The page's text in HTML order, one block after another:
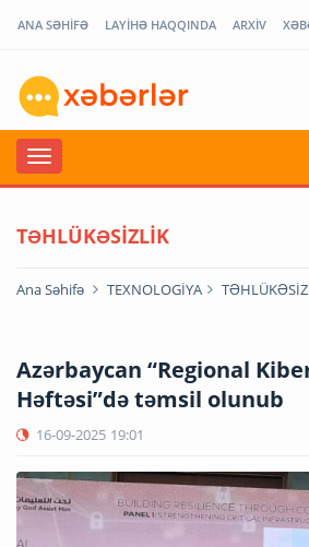
ANA SƏHİFƏ LAYİHƏ HAQQINDA ARXİV
TƏHLÜKƏSİZLİK
Ana Səhifə TEXNOLOGİYA
Azərbaycan “Regional
Həftəsi”də təmsil olunub
16-09-2025 19:01